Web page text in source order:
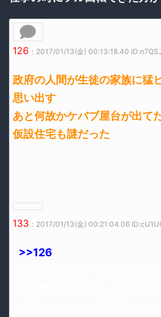
126 ：2017/01/13(金) 00:13:18.40
政府の人間が生徒の家族に猛
思い出す
あと何故かケバブ屋台が出て
仮設住宅も謎だった
133 ：2017/01/13(金) 00:21:04.06
>>126